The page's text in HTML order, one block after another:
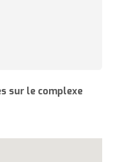
sur le complexe